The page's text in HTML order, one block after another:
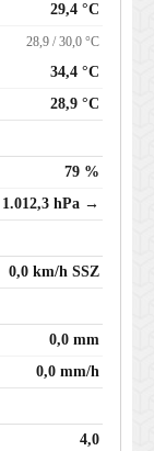
29,4 °C
28,9 / 30,0 °C
34,4 °C
28,9 °C
79 %
1.012,3 hPa →
0,0 km/h SSZ
0,0 mm
0,0 mm/h
4,0